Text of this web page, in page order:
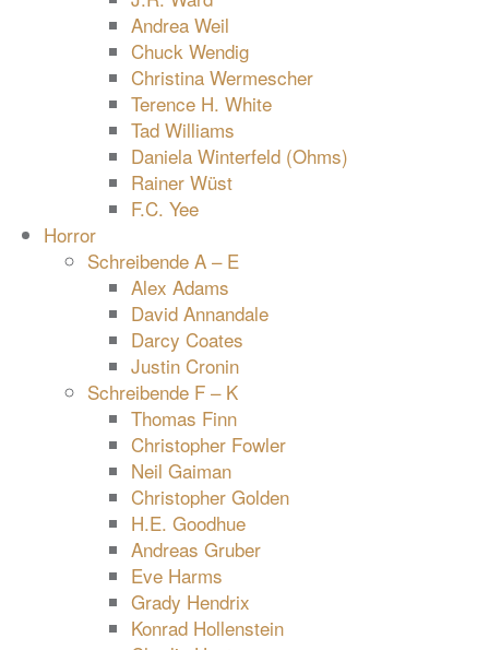
Andrea Weil
Chuck Wendig
Christina Wermescher
Terence H. White
Tad Williams
Daniela Winterfeld (Ohms)
Rainer Wüst
F.C. Yee
Horror
Schreibende A – E
Alex Adams
David Annandale
Darcy Coates
Justin Cronin
Schreibende F – K
Thomas Finn
Christopher Fowler
Neil Gaiman
Christopher Golden
H.E. Goodhue
Andreas Gruber
Eve Harms
Grady Hendrix
Konrad Hollenstein